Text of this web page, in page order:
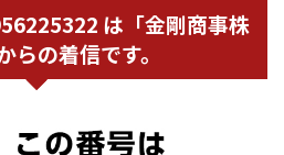
は「金剛商事株
らの着信です。